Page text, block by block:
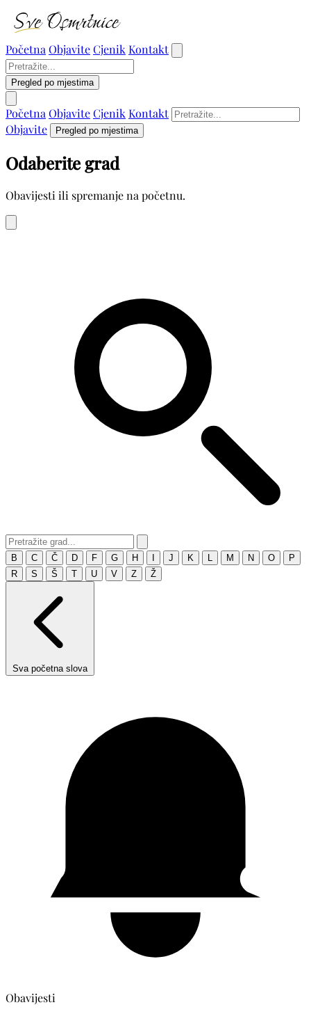
Početna ObjaviteCjenik Kontakt
Pregled po mjestima
Početna ObjaviteCjenik Kontakt
Objavite
Pregled po mjestima
Odaberite grad
Obavijesti ili spremanje na početnu.
B C Č D F G H J K M N O
P
R
S Š T U V Z Ž
Sva početna slova
Obavijesti